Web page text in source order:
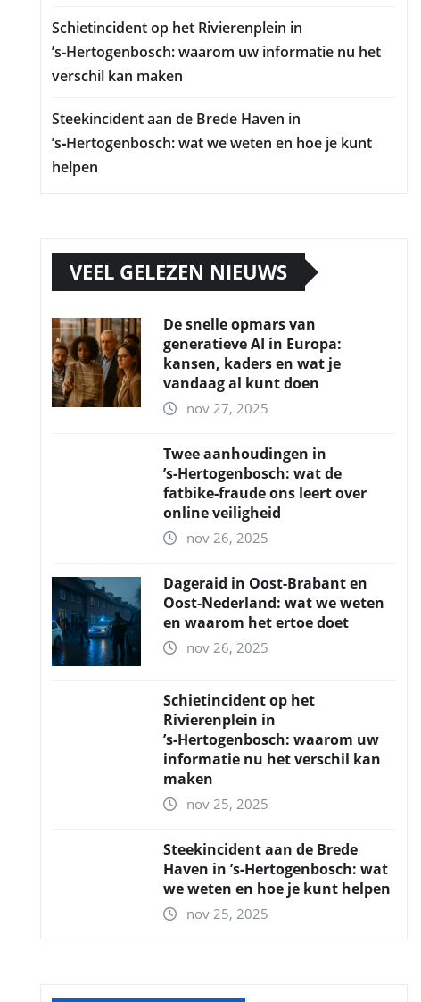
Schietincident op het Rivierenplein in
’s‑Hertogenbosch: waarom uw informatie nu het
verschil kan maken
Steekincident aan de Brede Haven in
’s‑Hertogenbosch: wat we weten en hoe je kunt
helpen
VEEL GELEZEN NIEUWS
De snelle opmars van
generatieve AI in Europa:
kansen, kaders en wat je
vandaag al kunt doen
nov 27, 2025
Twee aanhoudingen in
’s‑Hertogenbosch: wat de
fatbike‑fraude ons leert over
online veiligheid
nov 26, 2025
Dageraid in Oost-Brabant en
Oost-Nederland: wat we weten
en waarom het ertoe doet
nov 26, 2025
Schietincident op het
Rivierenplein in
’s‑Hertogenbosch: waarom uw
informatie nu het verschil kan
maken
nov 25, 2025
Steekincident aan de Brede
Haven in ’s‑Hertogenbosch: wat
we weten en hoe je kunt helpen
nov 25, 2025